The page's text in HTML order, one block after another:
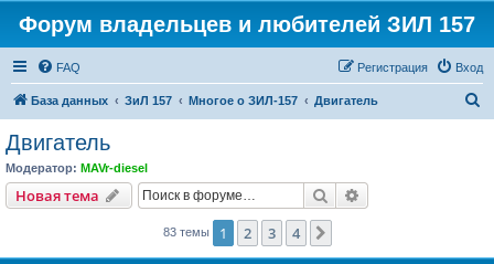
Форум владельцев и любителей ЗИЛ 157
FAQ Вход
Регистрация
База данных ЗиЛ 157 Многое о ЗИЛ-157 Двигатель
Двигатель
Модератор: MAVr-diesel
Новая тема Поиск
83 темы 1 2 3 4